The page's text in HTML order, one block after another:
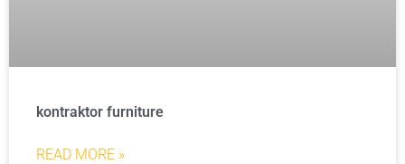
kontraktor furniture
READ MORE »